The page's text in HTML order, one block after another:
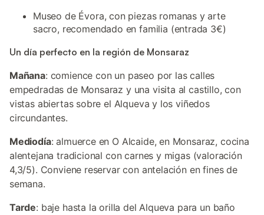
Museo de Évora, con piezas romanas y arte
sacro, recomendado en familia (entrada 3€)
Un día perfecto en la región de Monsaraz
Mañana: comience con un paseo por las calles
empedradas de Monsaraz y una visita al castillo, con
vistas abiertas sobre el Alqueva y los viñedos
circundantes.
Mediodía: almuerce en O Alcaide, en Monsaraz, cocina
alentejana tradicional con carnes y migas (valoración
4,3/5). Conviene reservar con antelación en fines de
semana.
Tarde: baje hasta la orilla del Alqueva para un baño